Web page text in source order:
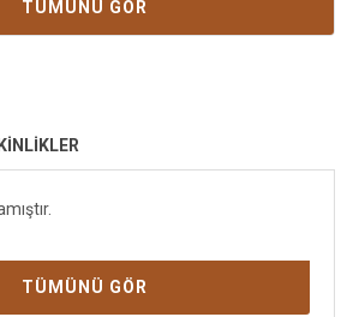
TÜMÜNÜ GÖR
TÜMÜNÜ GÖR